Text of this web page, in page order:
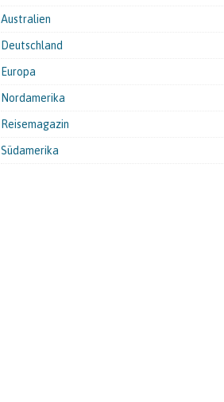
Australien
Deutschland
Europa
Nordamerika
Reisemagazin
Südamerika